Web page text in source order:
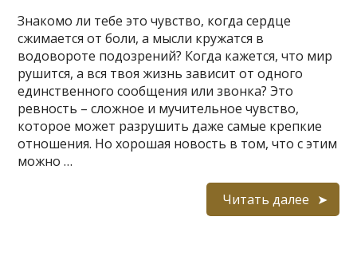
Знакомо ли тебе это чувство, когда сердце
сжимается от боли, а мысли кружатся в
водовороте подозрений? Когда кажется, что мир
рушится, а вся твоя жизнь зависит от одного
единственного сообщения или звонка? Это
ревность – сложное и мучительное чувство,
которое может разрушить даже самые крепкие
отношения. Но хорошая новость в том, что с этим
можно …
Читать далее